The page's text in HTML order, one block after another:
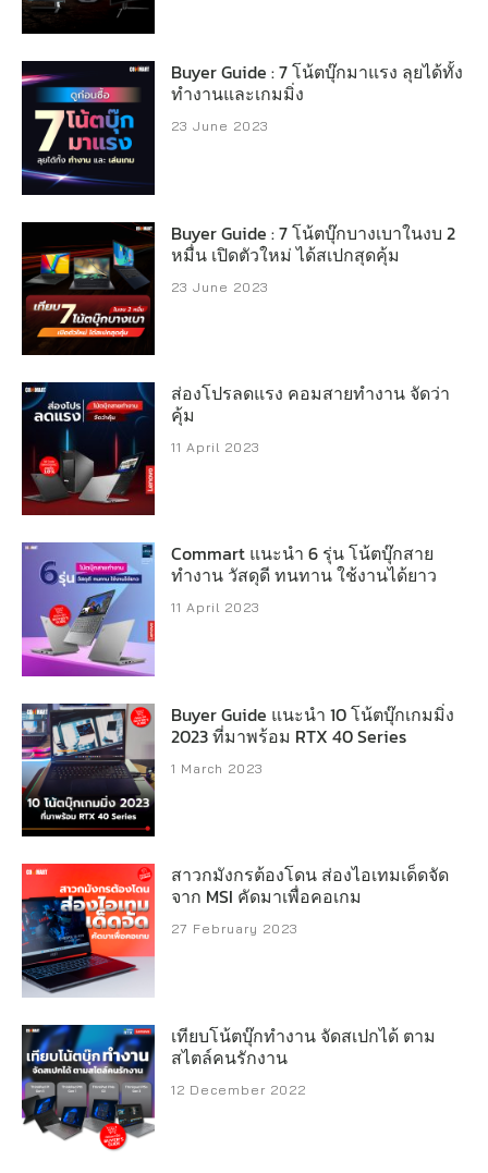
Buyer Guide : 7 โน้ตบุ๊กมาแรง ลุยได้ทั้ง
ทำงานและเกมมิ่ง
23 June 2023
Buyer Guide : 7 โน้ตบุ๊กบางเบาในงบ 2
หมื่น เปิดตัวใหม่ ได้สเปกสุดคุ้ม
23 June 2023
ส่องโปรลดแรง คอมสายทำงาน จัดว่า
คุ้ม
11 April 2023
Commart แนะนำ 6 รุ่น โน้ตบุ๊กสาย
ทำงาน วัสดุดี ทนทาน ใช้งานได้ยาว
11 April 2023
Buyer Guide แนะนำ 10 โน้ตบุ๊กเกมมิ่ง
2023 ที่มาพร้อม RTX 40 Series
1 March 2023
สาวกมังกรต้องโดน ส่องไอเทมเด็ดจัด
จาก MSI คัดมาเพื่อคอเกม
27 February 2023
เทียบโน้ตบุ๊กทำงาน จัดสเปกได้ ตาม
สไตล์คนรักงาน
12 December 2022